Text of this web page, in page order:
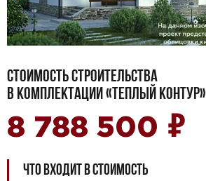
СТОИМОСТЬ СТРОИТЕЛЬСТВА
В КОМПЛЕКТАЦИИ «ТЕПЛЫЙ КОНТУР»
8 788 500 ₽
ЧТО ВХОДИТ В СТОИМОСТЬ